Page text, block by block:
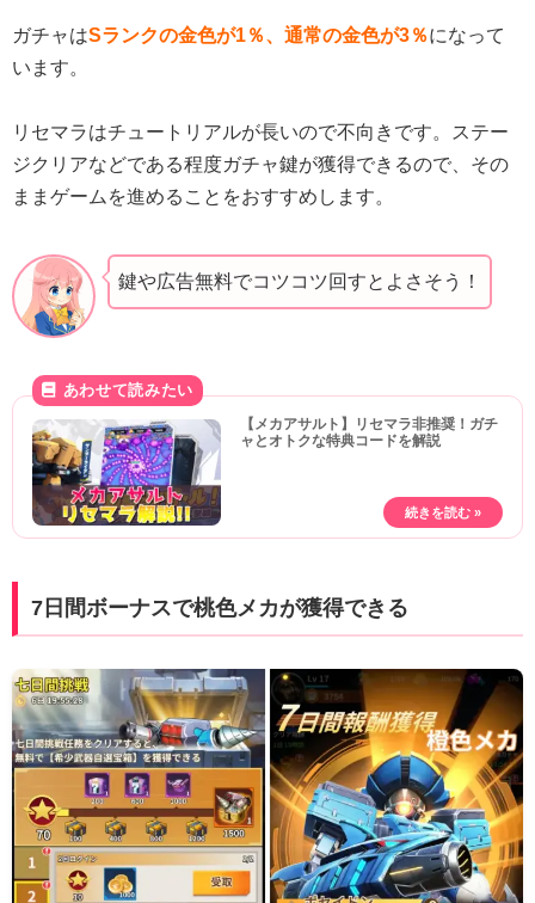
ガチャはSランクの金色が1％、通常の金色が3％になって
います。
リセマラはチュートリアルが長いので不向きです。ステー
ジクリアなどである程度ガチャ鍵が獲得できるので、その
ままゲームを進めることをおすすめします。
鍵や広告無料でコツコツ回すとよさそう！
【メカアサルト】リセマラ非推奨！ガチ
ャとオトクな特典コードを解説
7日間ボーナスで桃色メカが獲得できる